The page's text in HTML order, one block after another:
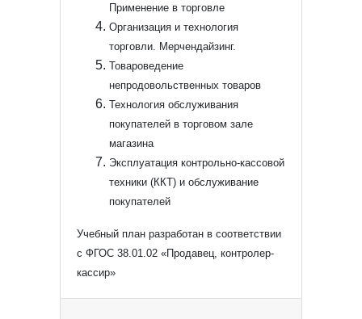
Применение в торговле
Организация и технология
торговли. Мерчендайзинг.
Товароведение
непродовольственных товаров
Технология обслуживания
покупателей в торговом зале
магазина
Эксплуатация контрольно-кассовой
техники (ККТ) и обслуживание
покупателей
Учебный план разработан в соответствии
с ФГОС 38.01.02 «Продавец, контролер-
кассир»